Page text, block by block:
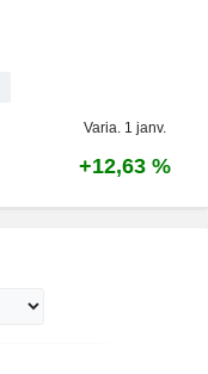
Varia. 1 janv.
+12,63 %